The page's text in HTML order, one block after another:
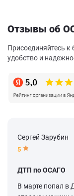
Отзывы об
Присоединяйтесь к
удобство и
Сергей Зарубин
5
ДТП по ОСАГО
В марте попал в